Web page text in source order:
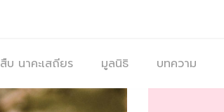
สืบ นาคะเสถียร มูลนิธิ บทความ